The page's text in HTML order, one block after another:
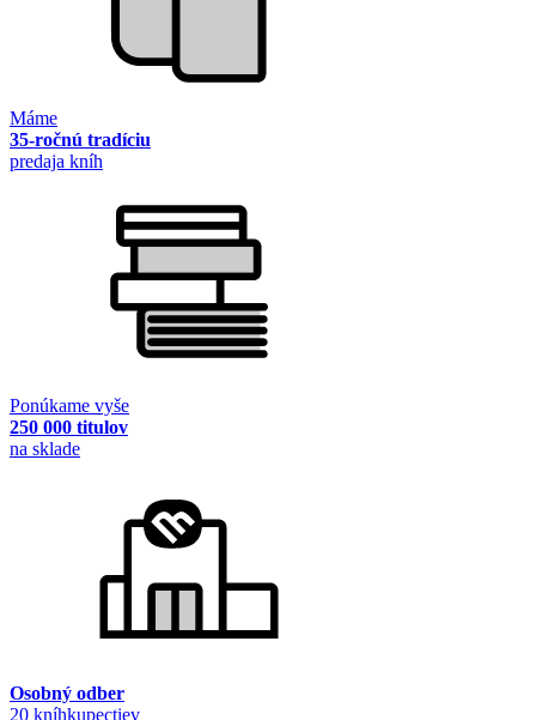
Máme
35-ročnú tradíciu
predaja kníh
Ponúkame vyše
250 000 titulov
na sklade
Osobný odber
20 kníhkupectiev